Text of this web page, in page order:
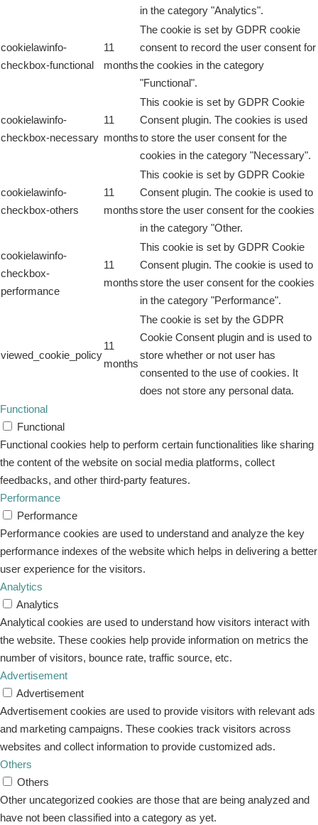
in the category "Analytics".
cookielawinfo-
checkbox-functional
11
months
The cookie is set by GDPR cookie
consent to record the user consent for
the cookies in the category
"Functional".
cookielawinfo-
checkbox-necessary
11
months
This cookie is set by GDPR Cookie
Consent plugin. The cookies is used
to store the user consent for the
cookies in the category "Necessary".
cookielawinfo-
checkbox-others
11
months
This cookie is set by GDPR Cookie
Consent plugin. The cookie is used to
store the user consent for the cookies
in the category "Other.
cookielawinfo-
checkbox-
performance
11
months
This cookie is set by GDPR Cookie
Consent plugin. The cookie is used to
store the user consent for the cookies
in the category "Performance".
viewed_cookie_policy
11
months
The cookie is set by the GDPR
Cookie Consent plugin and is used to
store whether or not user has
consented to the use of cookies. It
does not store any personal data.
Functional
Functional
Functional cookies help to perform certain functionalities like sharing
the content of the website on social media platforms, collect
feedbacks, and other third-party features.
Performance
Performance
Performance cookies are used to understand and analyze the key
performance indexes of the website which helps in delivering a better
user experience for the visitors.
Analytics
Analytics
Analytical cookies are used to understand how visitors interact with
the website. These cookies help provide information on metrics the
number of visitors, bounce rate, traffic source, etc.
Advertisement
Advertisement
Advertisement cookies are used to provide visitors with relevant ads
and marketing campaigns. These cookies track visitors across
websites and collect information to provide customized ads.
Others
Others
Other uncategorized cookies are those that are being analyzed and
have not been classified into a category as yet.